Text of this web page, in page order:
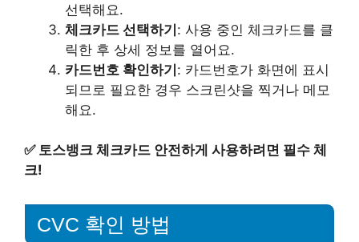
선택해요.
체크카드 선택하기: 사용 중인 체크카드를 클
릭한 후 상세 정보를 열어요.
카드번호 확인하기: 카드번호가 화면에 표시
되므로 필요한 경우 스크린샷을 찍거나 메모
해요.
✅ 토스뱅크 체크카드 안전하게 사용하려면 필수 체
크!
CVC 확인 방법